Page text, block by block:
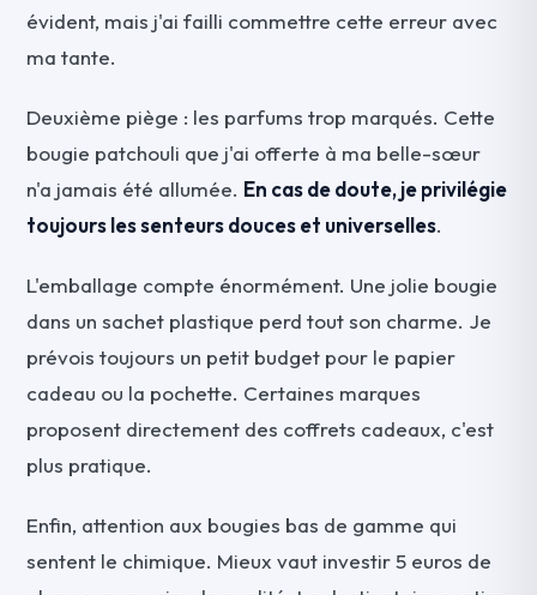
évident, mais j'ai failli commettre cette erreur avec
ma tante.
Deuxième piège : les parfums trop marqués. Cette
bougie patchouli que j'ai offerte à ma belle-sœur
n'a jamais été allumée. En cas de doute, je privilégie
toujours les senteurs douces et universelles.
L'emballage compte énormément. Une jolie bougie
dans un sachet plastique perd tout son charme. Je
prévois toujours un petit budget pour le papier
cadeau ou la pochette. Certaines marques
proposent directement des coffrets cadeaux, c'est
plus pratique.
Enfin, attention aux bougies bas de gamme qui
sentent le chimique. Mieux vaut investir 5 euros de